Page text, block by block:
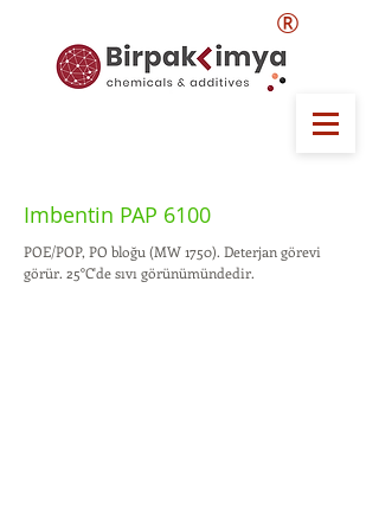
®
Imbentin PAP 6100
POE/POP, PO bloğu (MW 1750). Deterjan görevi
görür. 25°C'de sıvı görünümündedir.